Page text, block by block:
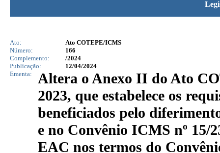
Ato:
Ato COTEPE/ICMS
Número:
166
Complemento:
/2024
Publicação:
12/04/2024
Ementa:
Altera o Anexo II do Ato
2023, que estabelece os
beneficiados pelo
e no Convênio ICMS nº 15/
EAC nos termos do